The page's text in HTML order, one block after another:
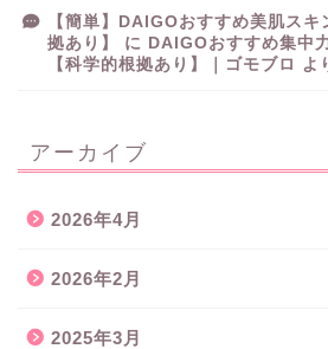
【簡単】DAIGOおすすめ美肌ス
拠あり】
に
DAIGOおすすめ集中
【科学的根拠あり】｜ゴモブロ
よ
アーカイブ
2026年4月
2026年2月
2025年3月